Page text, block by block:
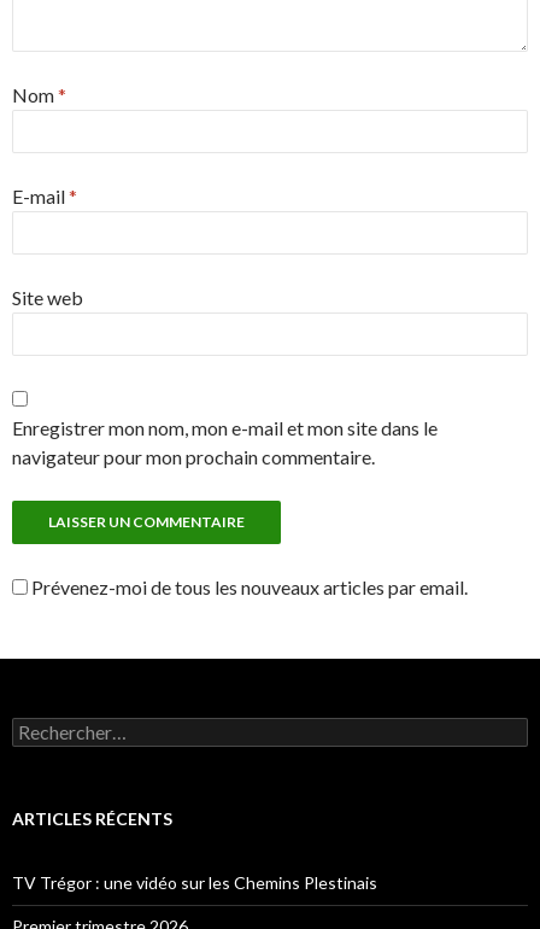
Nom*
E-mail*
Site web
Enregistrer mon nom, mon e-mail et mon site dans le
navigateur pour mon prochain commentaire.
Prévenez-moi de tous les nouveaux articles par email.
Rechercher :
ARTICLES RÉCENTS
TV Trégor : une vidéo sur les Chemins Plestinais